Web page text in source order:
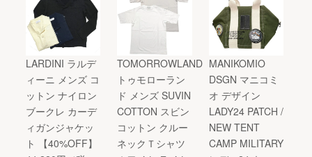
LARDINI ラルデ
ィーニ メンズ コ
ットン ナイロン
ブークレ カーデ
ィガンジャケッ
ト 【40%OFF】
TOMORROWLAND
トゥモローラン
ド メンズ SUVIN
COTTON スビン
コットン クルー
ネックＴシャツ
MANIKOMIO
DSGN マニコミ
オ デザイン
LADY24 PATCH /
NEW TENT
CAMP MILITARY